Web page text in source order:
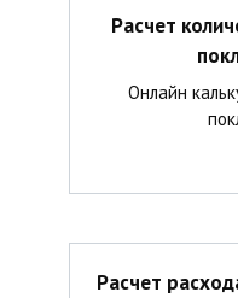
Расчет
Онлайн
Расчет